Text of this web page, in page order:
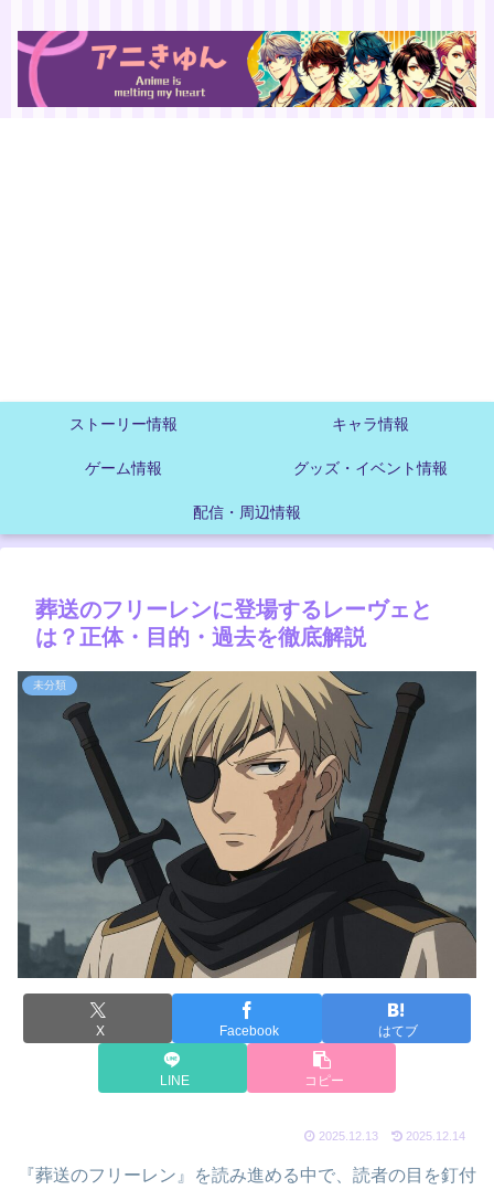
ストーリー情報 キャラ情報
ゲーム情報 グッズ・イベント情報
配信・周辺情報
葬送のフリーレンに登場するレーヴェと
は？正体・目的・過去を徹底解説
未分類
X Facebook はてブ
LINE コピー
2025.12.13 2025.12.14
『葬送のフリーレン』を読み進める中で、読者の目を釘付